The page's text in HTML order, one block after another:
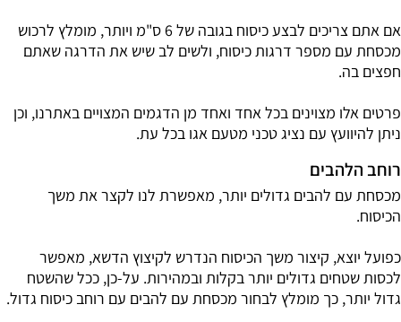
אם אתם צריכים לבצע כיסוח בגובה של 6 ס"מ ויותר, מומלץ לרכוש
מכסחת עם מספר דרגות כיסוח, ולשים לב שיש את הדרגה שאתם
חפצים בה.
פרטים אלו מצוינים בכל אחד ואחד מן הדגמים המצויים באתרנו, וכן
ניתן להיוועץ עם נציג טכני מטעם אגו בכל עת.
רוחב הלהבים
מכסחת עם להבים גדולים יותר, מאפשרת לנו לקצר את משך
הכיסוח.
כפועל יוצא, קיצור משך הכיסוח הנדרש לקיצוץ הדשא, מאפשר
לכסות שטחים גדולים יותר בקלות ובמהירות. על-כן, ככל שהשטח
גדול יותר, כך מומלץ לבחור מכסחת עם להבים עם רוחב כיסוח גדול.